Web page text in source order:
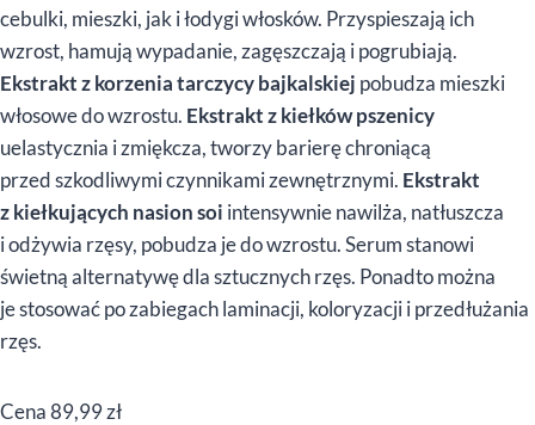
cebulki, mieszki, jak i łodygi włosków. Przyspieszają ich
wzrost, hamują wypadanie, zagęszczają i pogrubiają.
Ekstrakt z korzenia tarczycy bajkalskiej pobudza mieszki
włosowe do wzrostu. Ekstrakt z kiełków pszenicy
uelastycznia i zmiękcza, tworzy barierę chroniącą
przed szkodliwymi czynnikami zewnętrznymi. Ekstrakt
z kiełkujących nasion soi intensywnienawilża, natłuszcza
i odżywia rzęsy, pobudza je do wzrostu. Serum stanowi
świetną alternatywę dla sztucznych rzęs. Ponadto można
je stosować po zabiegach laminacji, koloryzacji i przedłużania
rzęs.
Cena 89,99 zł